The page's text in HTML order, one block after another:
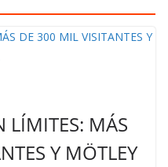
LÍMITES: MÁS
Y MÖTLEY